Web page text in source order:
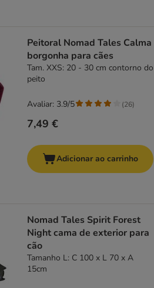
Peitoral Nomad Tales Calma
borgonha para cães
Tam. XXS: 20 - 30 cm contorno do
peito
7,49 €
Avaliar: 3.9/5 (26)
Adicionar ao carrinho
Nomad Tales Spirit Forest
Night cama de exterior para
cão
Tamanho L: C 100 x L 70 x A
15cm